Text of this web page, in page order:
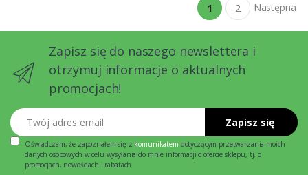
1 2 Następna
Zapisz się do naszego newslettera i
otrzymuj informacje o aktualnych
promocjach!
Twój adres email
Zapisz się
Oświadczam, że zapoznałem się z komunikatem dotyczącym przetwarzania moich
danych osobowych w celu wysyłania do mnie informacji o ofercie sklepu, tj. o
promocjach, nowościach i rabatach